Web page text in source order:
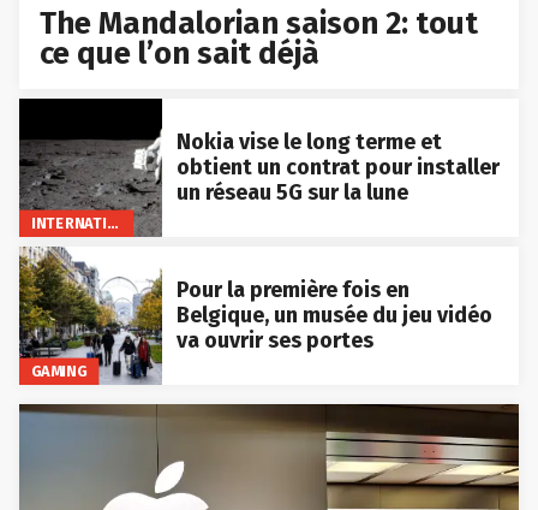
The Mandalorian saison 2: tout
ce que l’on sait déjà
Nokia vise le long terme et
obtient un contrat pour installer
un réseau 5G sur la lune
GAMING
Pour la première fois en
Belgique, un musée du jeu vidéo
va ouvrir ses portes